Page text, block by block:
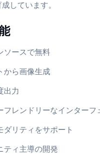
しています。
ソースで無料
から画像生成
出力
フレンドリーなインターフ
ダリティをサポート
ティ主導の開発